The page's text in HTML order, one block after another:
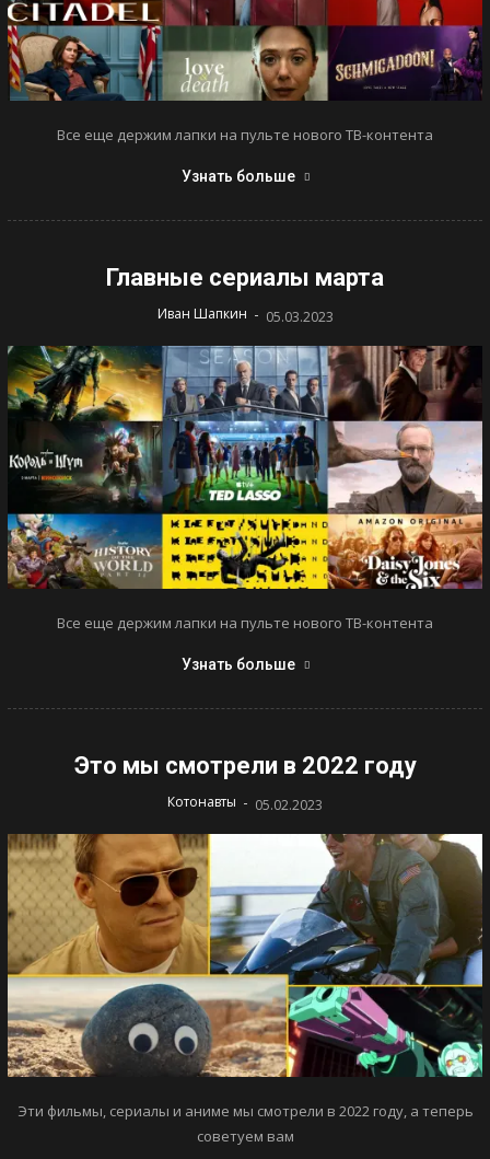
Все еще держим лапки на пульте нового ТВ-контента
Узнать больше
Главные сериалы марта
Иван Шапкин - 05.03.2023
Все еще держим лапки на пульте нового ТВ-контента
Узнать больше
Это мы смотрели в 2022 году
Котонавты - 05.02.2023
Эти фильмы, сериалы и аниме мы смотрели в 2022 году, а теперь
советуем вам